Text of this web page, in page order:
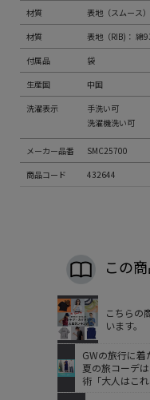
材質
表地（スムース
材質
表地（RIB)： 綿
付属品
袋
生産国
中国
洗濯表示
手洗い可
洗濯機洗い可
メーカー品番
SMC25700
商品コード
432644
この
こちらの
います。
GWの旅行に
夏の旅コーデ
術「大人はこ